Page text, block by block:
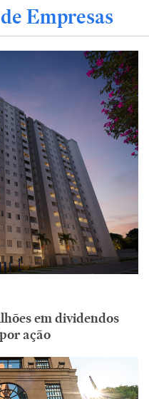
Empresas
em dividendos
ação